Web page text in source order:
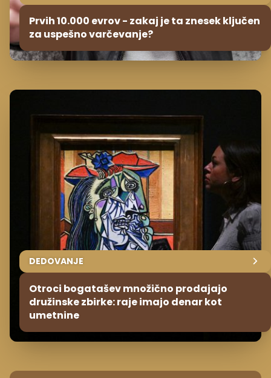
Prvih 10.000 evrov - zakaj je ta znesek ključen
za uspešno varčevanje?
DEDOVANJE
Otroci bogatašev množično prodajajo
družinske zbirke: raje imajo denar kot
umetnine